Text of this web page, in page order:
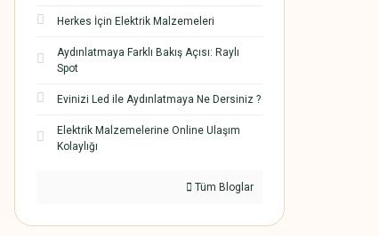
Herkes İçin Elektrik Malzemeleri
Aydınlatmaya Farklı Bakış Açısı: Raylı
Spot
Evinizi Led ile Aydınlatmaya Ne Dersiniz ?
Elektrik Malzemelerine Online Ulaşım
Kolaylığı
Tüm Bloglar